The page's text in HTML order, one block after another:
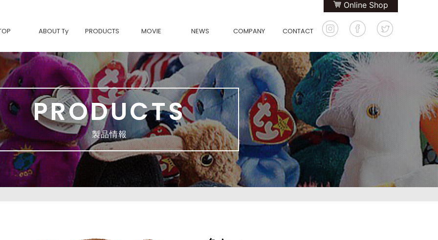
Online Shop
ABOUT Ty
Tyについて
Ty製品の魅力
PRODUCTS
BEANIE BABIES-復刻-
Beanie Bouncers
BEANIE BOOS
BEANIE BELLIES
BEANIE BABIES
SQUISH A BOOS
BEANIE BALLS
TEENy Tys
MINI BOOS
Ty FASHION
movies & TV
Classic
MOVIE NEWS COMPANY CONTACT
PRODUCTS
製品情報